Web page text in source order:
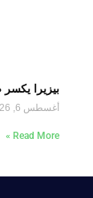
بيزيرا
أغسطس 6, 2026
Read More »